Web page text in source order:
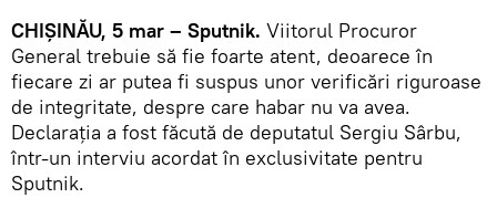
CHIŞINĂU, 5 mar – Sputnik. Viitorul Procuror
General trebuie să fie foarte atent, deoarece în
fiecare zi ar putea fi suspus unor verificări riguroase
de integritate, despre care habar nu va avea.
Declaraţia a fost făcută de deputatul Sergiu Sârbu,
într-un interviu acordat în exclusivitate pentru
Sputnik.